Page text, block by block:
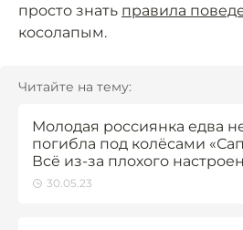
просто знать правила
косолапым.
Читайте на тему:
Молодая россиянка едва
погибла под колёсами
Всё из-за плохого
30.05.23